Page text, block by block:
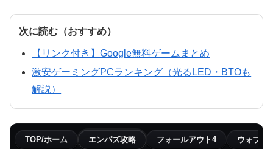
次に読む（おすすめ）
【リンク付き】Google無料ゲームまとめ
激安ゲーミングPCランキング（光るLED・BTOも
解説）
TOP/ホーム エンパズ攻略 フォールアウト4 ウォブリ